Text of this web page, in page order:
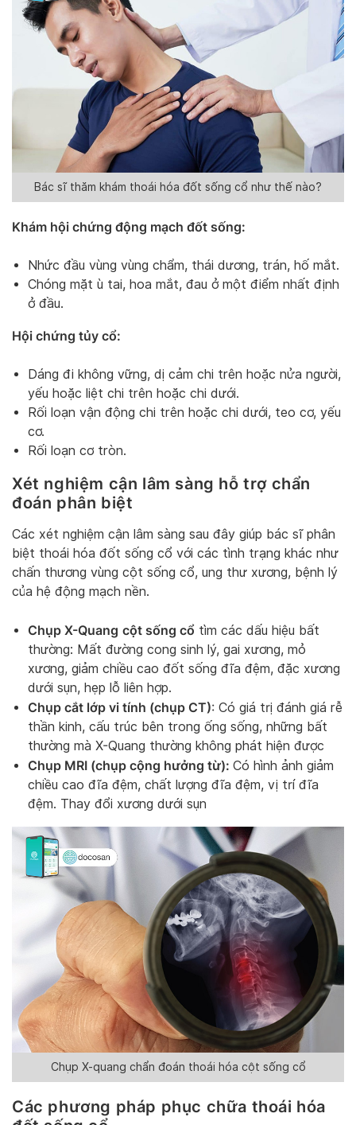
Bác sĩ thăm khám thoái hóa đốt sống cổ như thế nào?
Khám hội chứng động mạch đốt sống:
Nhức đầu vùng vùng chẩm, thái dương, trán, hố mắt.
Chóng mặt ù tai, hoa mắt, đau ở một điểm nhất định
ở đầu.
Hội chứng tủy cổ:
Dáng đi không vững, dị cảm chi trên hoặc nửa người,
yếu hoặc liệt chi trên hoặc chi dưới.
Rối loạn vận động chi trên hoặc chi dưới, teo cơ, yếu
cơ.
Rối loạn cơ tròn.
Xét nghiệm cận lâm sàng hỗ trợ chẩn
đoán phân biệt
Các xét nghiệm cận lâm sàng sau đây giúp bác sĩ phân
biệt thoái hóa đốt sống cổ với các tình trạng khác như
chấn thương vùng cột sống cổ, ung thư xương, bệnh lý
của hệ động mạch nền.
Chụp X-Quang cột sống cổ tìm các dấu hiệu bất
thường: Mất đường cong sinh lý, gai xương, mỏ
xương, giảm chiều cao đốt sống đĩa đệm, đặc xương
dưới sụn, hẹp lỗ liên hợp.
Chụp cắt lớp vi tính (chụp CT): Có giá trị đánh giá rễ
thần kinh, cấu trúc bên trong ống sống, những bất
thường mà X-Quang thường không phát hiện được
Chụp MRI (chụp cộng hưởng từ): Có hình ảnh giảm
chiều cao đĩa đệm, chất lượng đĩa đệm, vị trí đĩa
đệm. Thay đổi xương dưới sụn
Chụp X-quang chẩn đoán thoái hóa cột sống cổ
Các phương pháp phục chữa thoái hóa